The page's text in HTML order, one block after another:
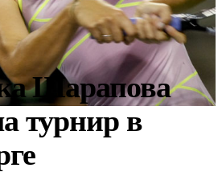
Шарапова
турнир в